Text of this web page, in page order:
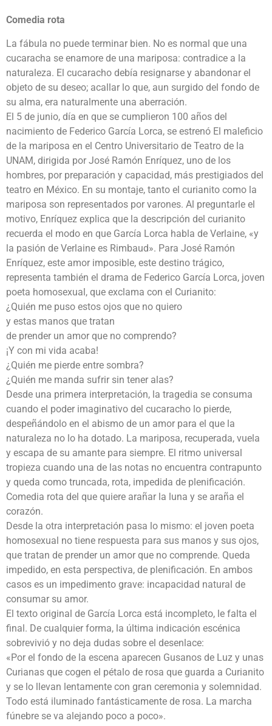
Comedia rota
La fábula no puede terminar bien. No es normal que una
cucaracha se enamore de una mariposa: contradice a la
naturaleza. El cucaracho debía resignarse y abandonar el
objeto de su deseo; acallar lo que, aun surgido del fondo de
su alma, era naturalmente una aberración.
El 5 de junio, día en que se cumplieron 100 años del
nacimiento de Federico García Lorca, se estrenó El maleficio
de la mariposa en el Centro Universitario de Teatro de la
UNAM, dirigida por José Ramón Enríquez, uno de los
hombres, por preparación y capacidad, más prestigiados del
teatro en México. En su montaje, tanto el curianito como la
mariposa son representados por varones. Al preguntarle el
motivo, Enríquez explica que la descripción del curianito
recuerda el modo en que García Lorca habla de Verlaine, «y
la pasión de Verlaine es Rimbaud». Para José Ramón
Enríquez, este amor imposible, este destino trágico,
representa también el drama de Federico García Lorca, joven
poeta homosexual, que exclama con el Curianito:
¿Quién me puso estos ojos que no quiero
y estas manos que tratan
de prender un amor que no comprendo?
¡Y con mi vida acaba!
¿Quién me pierde entre sombra?
¿Quién me manda sufrir sin tener alas?
Desde una primera interpretación, la tragedia se consuma
cuando el poder imaginativo del cucaracho lo pierde,
despeñándolo en el abismo de un amor para el que la
naturaleza no lo ha dotado. La mariposa, recuperada, vuela
y escapa de su amante para siempre. El ritmo universal
tropieza cuando una de las notas no encuentra contrapunto
y queda como truncada, rota, impedida de plenificación.
Comedia rota del que quiere arañar la luna y se araña el
corazón.
Desde la otra interpretación pasa lo mismo: el joven poeta
homosexual no tiene respuesta para sus manos y sus ojos,
que tratan de prender un amor que no comprende. Queda
impedido, en esta perspectiva, de plenificación. En ambos
casos es un impedimento grave: incapacidad natural de
consumar su amor.
El texto original de García Lorca está incompleto, le falta el
final. De cualquier forma, la última indicación escénica
sobrevivió y no deja dudas sobre el desenlace:
«Por el fondo de la escena aparecen Gusanos de Luz y unas
Curianas que cogen el pétalo de rosa que guarda a Curianito
y se lo llevan lentamente con gran ceremonia y solemnidad.
Todo está iluminado fantásticamente de rosa. La marcha
fúnebre se va alejando poco a poco».